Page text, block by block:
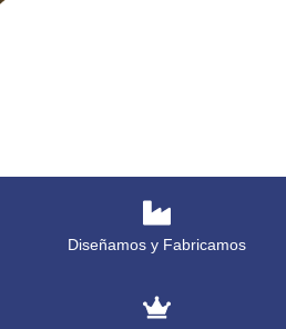
Diseñamos y Fabricamos